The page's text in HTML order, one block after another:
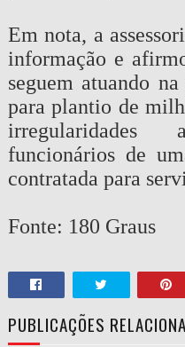
Em nota, a
informação e
seguem atuando
para plantio de
irregularidades
funcionários de
contratada para
Fonte: 180 Graus
PUBLICAÇÕES